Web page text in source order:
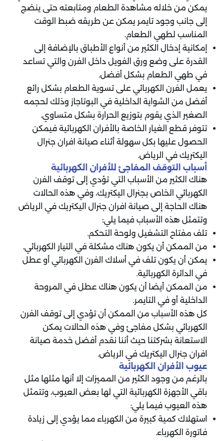
يمكن من خلاله مشاهدة الطعام ومتابعته حتى ينضج
إلى جانب وجود تايمر يمكن عن طريقه ضبط الوقت
المناسب لطهي الطعام.
إمكانية إدخال الكثير من أنواع الأطباق بالإضافة إلى
القدرة على وضع ورق الفويل داخل الفرن والتي تساعد
في طهي الطعام بشكل أفضل.
يعمل الفرن الكهربائي على تسوية الطعام بشكل رائع
أفضل من الشواية الداخلية في البوتاجاز وذلك لحجمه
الصغير الذي يقوم بتوزيع الحرارة بشكل متساوي.
تتوفر قطع الغيار الخاصة بالأفران الكهربائية فيمكن
الحصول عليها بكل سهولة أثناء صيانة افران جنرال
اليكتريك في الرياض.
أسباب التوقف المفاجئ للأفران الكهربائية
هناك الكثير من الأسباب التي تؤدي إلى توقف الفرن
الكهربائي الخاص بجنرال اليكتريك، وفي هذه الحالات
هناك الحاجة إلى صيانة افران جنرال اليكتريك في الرياض
وتتمثل هذه الأسباب فيما يلي:
تلف مفتاح التشغيل ولوحة التحكم.
من الممكن أن يكون هناك مشكلة في التيار الكهربائي.
يمكن أن يكون تلف في أسلاك الفرن الكهربائي أو عطل
في الدائرة الكهربائية.
من الممكن أيضا أن يكون هناك عطل في المروحة
الداخلية أو في التايمر.
كل هذه الأسباب من الممكن أن تؤدي إلى توقف الفرن
الكهربائي بشكل مفاجئ وفي هذه الحالات يمكن
الاستعانة بشركتنا حيث أننا نقدم أفضل خدمة صيانة
افران جنرال اليكتريك في الرياض.
عيوب الأفران الكهربائية
بالرغم من وجود الكثير من المميزات إلا أنها مثلها مثل
باقي الأجهزة الكهربائية التي لها بعض العيوب، وتتمثل
هذه العيوب فيما يلي:
استهلاك كمية كبيرة من الكهرباء مما يؤدي إلى زيادة
فاتورة الكهرباء.